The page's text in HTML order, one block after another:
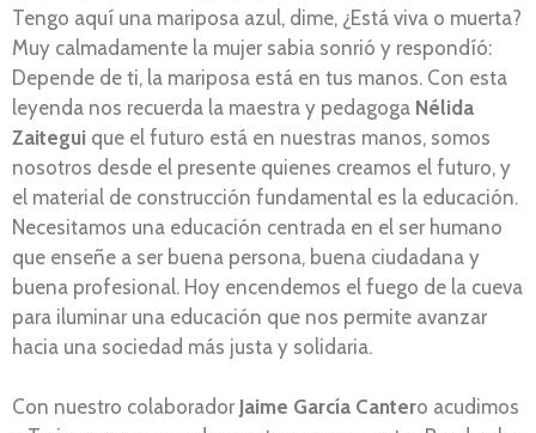
Tengo aquí una mariposa azul, dime, ¿Está viva o muerta?
Muy calmadamente la mujer sabia sonrió y respondíó:
Depende de ti, la mariposa está en tus manos. Con esta
leyenda nos recuerda la maestra y pedagoga Nélida
Zaitegui que el futuro está en nuestras manos, somos
nosotros desde el presente quienes creamos el futuro, y
el material de construcción fundamental es la educación.
Necesitamos una educación centrada en el ser humano
que enseñe a ser buena persona, buena ciudadana y
buena profesional. Hoy encendemos el fuego de la cueva
para iluminar una educación que nos permite avanzar
hacia una sociedad más justa y solidaria.
Con nuestro colaborador Jaime García Cantero acudimos